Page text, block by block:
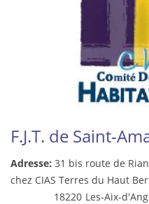
F.J.T. de Saint-
Adresse: 31 bis route de
chez CIAS Terres du Haut
18220 Les-Aix-